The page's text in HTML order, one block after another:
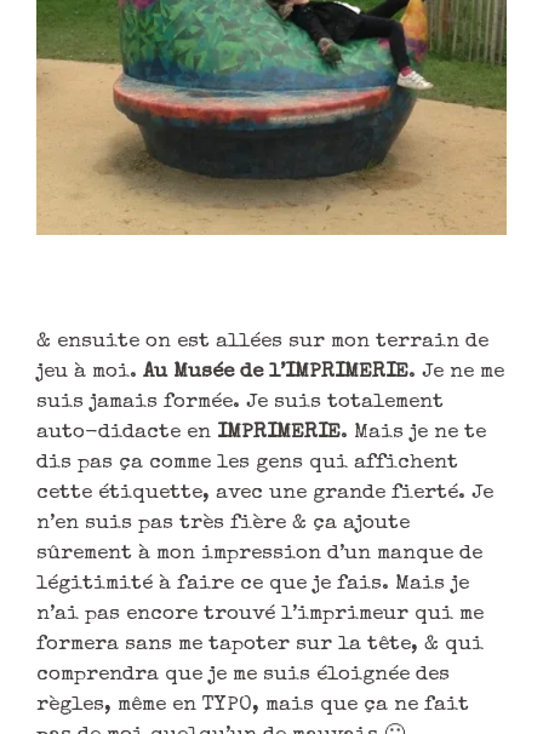
& ensuite on est allées sur mon terrain de
jeu à moi. Au Musée de l’IMPRIMERIE. Je ne me
suis jamais formée. Je suis totalement
auto-didacte en IMPRIMERIE. Mais je ne te
dis pas ça comme les gens qui affichent
cette étiquette, avec une grande fierté. Je
n’en suis pas très fière & ça ajoute
sûrement à mon impression d’un manque de
légitimité à faire ce que je fais. Mais je
n’ai pas encore trouvé l’imprimeur qui me
formera sans me tapoter sur la tête, & qui
comprendra que je me suis éloignée des
règles, même en TYPO, mais que ça ne fait